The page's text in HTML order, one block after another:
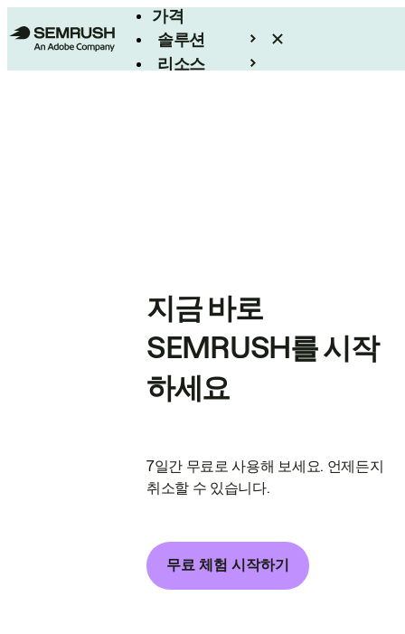
가격
솔루션
리소스
지금 바로
SEMRUSH를 시작
하세요
7일간 무료로 사용해 보세요. 언제든지
취소할 수 있습니다.
무료 체험 시작하기